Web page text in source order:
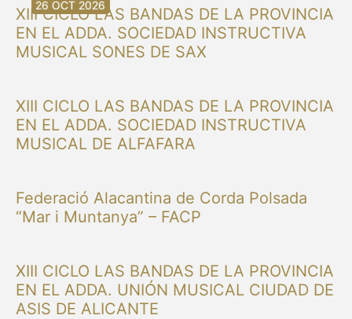
XIII CICLO LAS BANDAS DE LA PROVINCIA
EN EL ADDA. SOCIEDAD INSTRUCTIVA
MUSICAL SONES DE SAX
30 AGO 2026
XIII CICLO LAS BANDAS DE LA PROVINCIA
EN EL ADDA. SOCIEDAD INSTRUCTIVA
MUSICAL DE ALFAFARA
30 AGO 2026
Federació Alacantina de Corda Polsada
“Mar i Muntanya” – FACP
13 SEP 2026
XIII CICLO LAS BANDAS DE LA PROVINCIA
EN EL ADDA. UNIÓN MUSICAL CIUDAD DE
ASIS DE ALICANTE
20 SEP 2026
20 SEP 2026
26 SEP 2026
03 OCT 2026
16 OCT 2026
26 OCT 2026